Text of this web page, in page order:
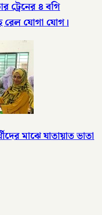
ট্রেনের ৪ বগি
রেল যোগা যোগ।
মাঝে যাতায়াত ভাতা